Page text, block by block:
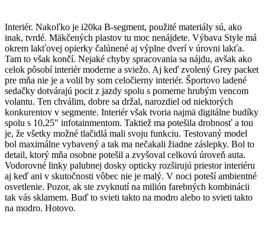
Interiér. Nakoľko je i20ka B-segment, použité materiály sú, ako
inak, tvrdé. Mäkčených plastov tu moc nenájdete. Výbava Style má
okrem lakťovej opierky čalúnené aj výplne dverí v úrovni lakťa.
Tam to však končí. Nejaké chyby spracovania sa nájdu, avšak ako
celok pôsobí interiér moderne a sviežo. Aj keď zvolený Grey packet
pre mňa nie je a volil by som celočierny interiér. Športovo ladené
sedačky dotvárajú pocit z jazdy spolu s pomerne hrubým vencom
volantu. Ten chválim, dobre sa držal, narozdiel od niektorých
konkurentov v segmente. Interiér však tvoria najmä digitálne budíky
spolu s 10,25″ infotainmentom. Taktiež ma potešila drobnosť a tou
je, že všetky možné tlačidlá mali svoju funkciu. Testovaný model
bol maximálne vybavený a tak ma nečakali žiadne záslepky. Bol to
detail, ktorý mňa osobne potešil a zvyšoval celkovú úroveň auta.
Vodorovné linky palubnej dosky opticky rozširujú priestor interiéru
aj keď ani v skutočnosti vôbec nie je malý. V noci poteší ambientné
osvetlenie. Pozor, ak ste zvyknutí na milión farebných kombinácii
tak vás sklamem. Buď to svieti takto na modro alebo to svieti takto
na modro. Hotovo.